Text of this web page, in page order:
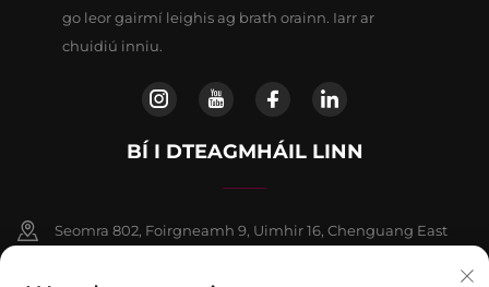
go leor gairmí leighis ag brath orainn. Iarr ar
chuidiú inniu.
BÍ I DTEAGMHÁIL LINN
Seomra 802, Foirgneamh 9, Uimhir 16, Chenguang East